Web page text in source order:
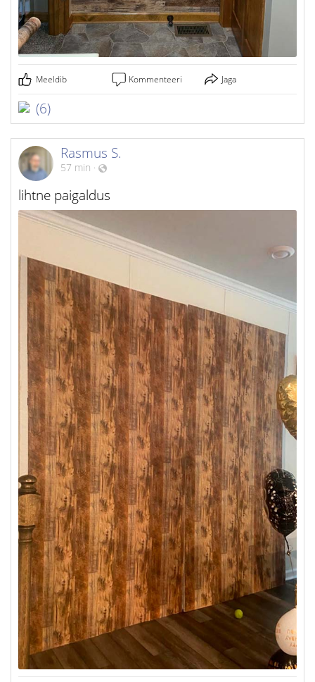
Meeldib Kommenteeri Jaga
(6)
Rasmus S.
57 min ·
lihtne paigaldus